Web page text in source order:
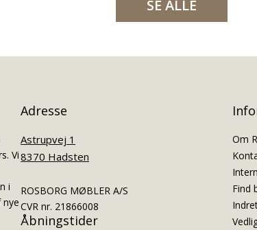
SE ALLE
Vi
i
nye
Adresse
Astrupvej 1
8370 Hadsten
ROSBORG MØBLER A/S
CVR nr. 21866008
Åbningstider
Om
Find